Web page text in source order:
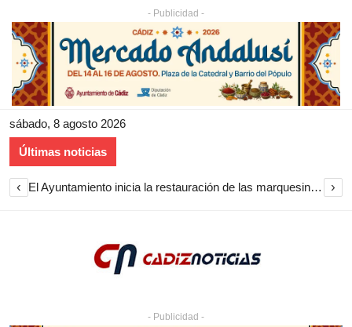
- Publicidad -
sábado, 8 agosto 2026
Últimas noticias
‹ El Ayuntamiento inicia la restauración de las marquesinas de Plaza Esteve para volver a instalarlas en el centro de Jerez ›
- Publicidad -